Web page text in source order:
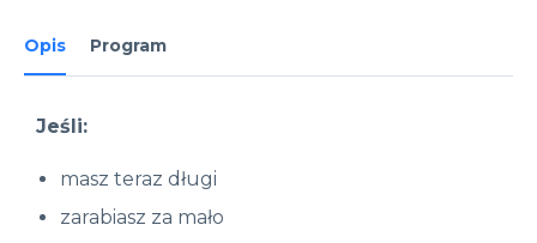
Opis Program
Jeśli:
masz teraz długi
zarabiasz za mało